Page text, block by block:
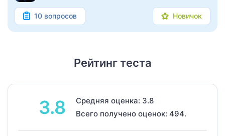
10 вопросов Новичок
Рейтинг теста
3.8
Средняя оценка: 3.8
Всего получено оценок: 494.